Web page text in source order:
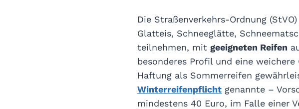
Die Straßenverkehrs-Ordnung
Glatteis, Schneeglätte,
teilnehmen, mit geeigneten Reifen
besonderes Profil und eine
Haftung als Sommerreifen
Winterreifenpflicht genannte –
mindestens 40 Euro, im Falle einer